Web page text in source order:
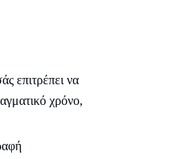
επιτρέπει να
χρόνο,